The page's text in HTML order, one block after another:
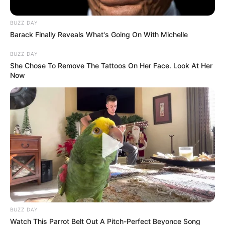
Pixabay
Una de las empresas de aseo de Bogotá advierte de
posibles sobrecostos en facturas de servicios públicos
Por:July Pulgarín
Julio 27, 2022
BUZZ DAY
Barack Finally Reveals What's Going On With Michelle
BUZZ DAY
She Chose To Remove The Tattoos On Her Face. Look At Her
Now
BUZZ DAY
Watch This Parrot Belt Out A Pitch-Perfect Beyonce Song